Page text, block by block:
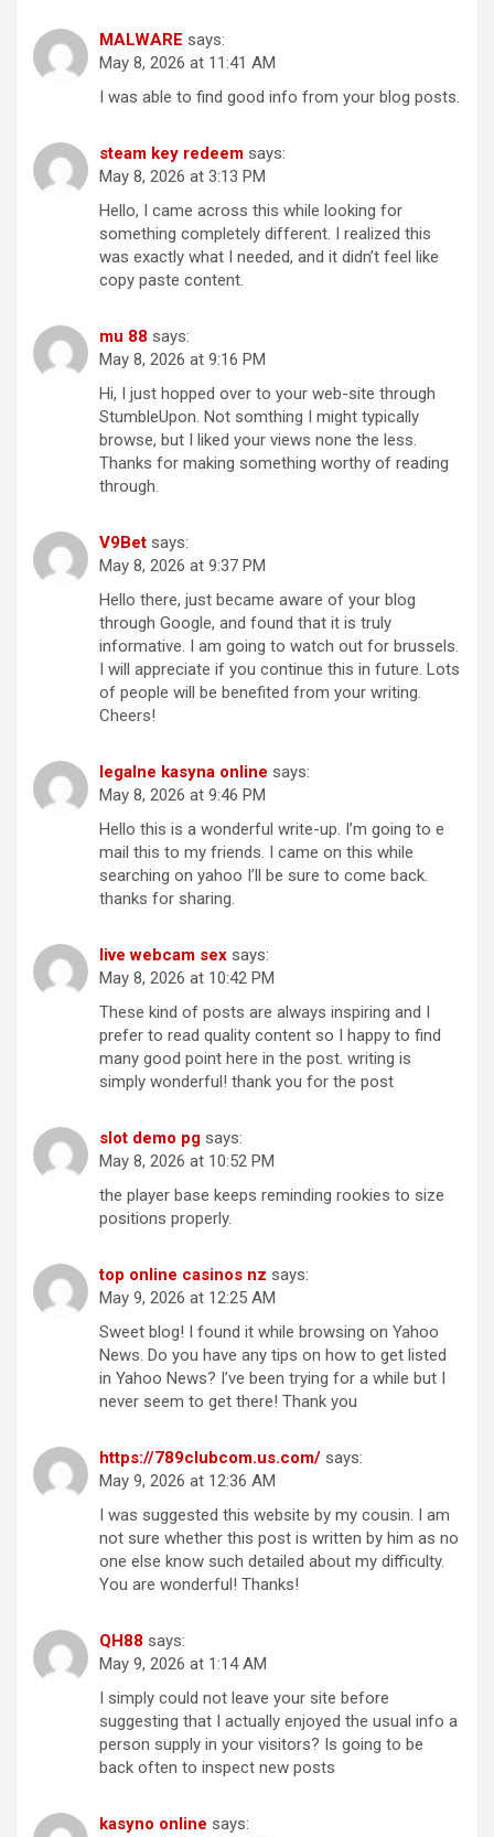
MALWARE says:
May 8, 2026 at 11:41 AM
I was able to find good info from your blog posts.
steam key redeem says:
May 8, 2026 at 3:13 PM
Hello, I came across this while looking for
something completely different. I realized this
was exactly what I needed, and it didn’t feel like
copy paste content.
mu 88 says:
May 8, 2026 at 9:16 PM
Hi, I just hopped over to your web-site through
StumbleUpon. Not somthing I might typically
browse, but I liked your views none the less.
Thanks for making something worthy of reading
through.
V9Bet says:
May 8, 2026 at 9:37 PM
Hello there, just became aware of your blog
through Google, and found that it is truly
informative. I am going to watch out for brussels.
I will appreciate if you continue this in future. Lots
of people will be benefited from your writing.
Cheers!
legalne kasyna online says:
May 8, 2026 at 9:46 PM
Hello this is a wonderful write-up. I’m going to e
mail this to my friends. I came on this while
searching on yahoo I’ll be sure to come back.
thanks for sharing.
live webcam sex says:
May 8, 2026 at 10:42 PM
These kind of posts are always inspiring and I
prefer to read quality content so I happy to find
many good point here in the post. writing is
simply wonderful! thank you for the post
slot demo pg says:
May 8, 2026 at 10:52 PM
the player base keeps reminding rookies to size
positions properly.
top online casinos nz says:
May 9, 2026 at 12:25 AM
Sweet blog! I found it while browsing on Yahoo
News. Do you have any tips on how to get listed
in Yahoo News? I’ve been trying for a while but I
never seem to get there! Thank you
https://789clubcom.us.com/ says:
May 9, 2026 at 12:36 AM
I was suggested this website by my cousin. I am
not sure whether this post is written by him as no
one else know such detailed about my difficulty.
You are wonderful! Thanks!
QH88 says:
May 9, 2026 at 1:14 AM
I simply could not leave your site before
suggesting that I actually enjoyed the usual info a
person supply in your visitors? Is going to be
back often to inspect new posts
kasyno online says: